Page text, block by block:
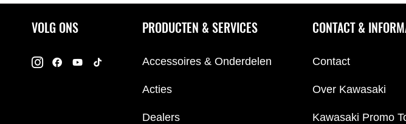
VOLG ONS PRODUCTEN & SERVICES
Accessoires & Onderdelen
Acties
Dealers
CONTACT &
Contact
Over Kawasaki
Kawasaki Promo